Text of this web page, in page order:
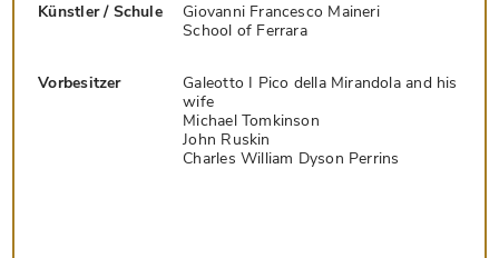
Künstler / Schule
Giovanni Francesco Maineri
School of Ferrara
Vorbesitzer
Galeotto I Pico della Mirandola and his
wife
Michael Tomkinson
John Ruskin
Charles William Dyson Perrins